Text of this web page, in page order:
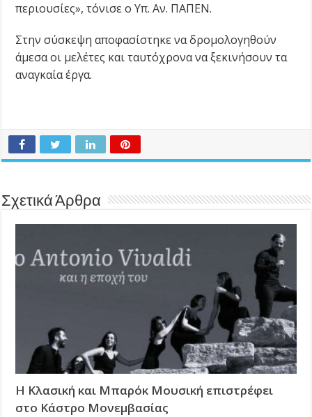
περιουσίες», τόνισε ο Υπ. Αν. ΠΑΠΕΝ.
Στην σύσκεψη αποφασίστηκε να δρομολογηθούν
άμεσα οι μελέτες και ταυτόχρονα να ξεκινήσουν τα
αναγκαία έργα.
Σχετικά Άρθρα
Η Κλασική και Μπαρόκ Μουσική επιστρέφει
στο Κάστρο Μονεμβασίας